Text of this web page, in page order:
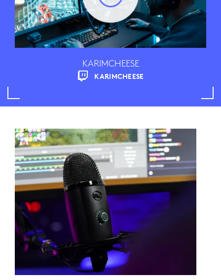
KARIMCHEESE
KARIMCHEESE